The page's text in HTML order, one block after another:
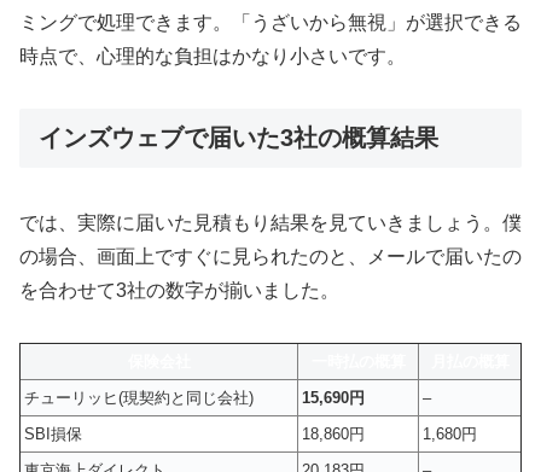
ミングで処理できます。「うざいから無視」が選択できる
時点で、心理的な負担はかなり小さいです。
インズウェブで届いた3社の概算結果
では、実際に届いた見積もり結果を見ていきましょう。僕
の場合、画面上ですぐに見られたのと、メールで届いたの
を合わせて3社の数字が揃いました。
チューリッヒ(現契約と同じ会社)
15,690円
–
SBI損保
18,860円
1,680円